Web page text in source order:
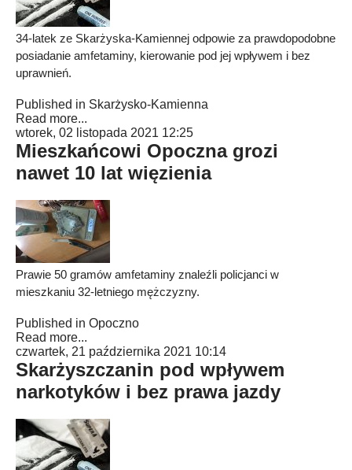
34-latek ze Skarżyska-Kamiennej odpowie za prawdopodobne
posiadanie amfetaminy, kierowanie pod jej wpływem i bez
uprawnień.
Published in Skarżysko-Kamienna
Read more...
wtorek, 02 listopada 2021 12:25
Mieszkańcowi Opoczna grozi
nawet 10 lat więzienia
Prawie 50 gramów amfetaminy znaleźli policjanci w
mieszkaniu 32-letniego mężczyzny.
Published in Opoczno
Read more...
czwartek, 21 października 2021 10:14
Skarżyszczanin pod wpływem
narkotyków i bez prawa jazdy